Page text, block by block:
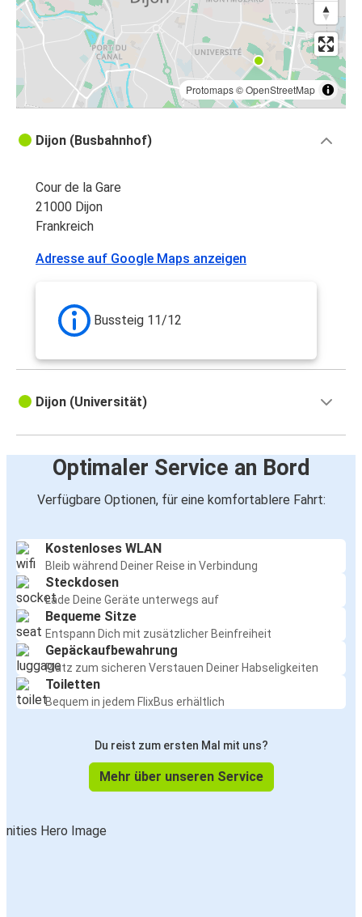
Protomaps©OpenStreetMap
Dijon (Busbahnhof)
Cour de la Gare
21000 Dijon
Frankreich
Adresse auf Google Maps anzeigen
Bussteig 11/12
Dijon (Universität)
Optimaler Service an Bord
Verfügbare Optionen, für eine komfortablere Fahrt:
Kostenloses WLAN
Bleib während Deiner Reise in Verbindung
Steckdosen
Lade Deine Geräte unterwegs auf
Bequeme Sitze
Entspann Dich mit zusätzlicher Beinfreiheit
Gepäckaufbewahrung
Platz zum sicheren Verstauen Deiner Habseligkeiten
Toiletten
Bequem in jedem FlixBus erhältlich
Du reist zum ersten Mal mit uns?
Mehr über unseren Service